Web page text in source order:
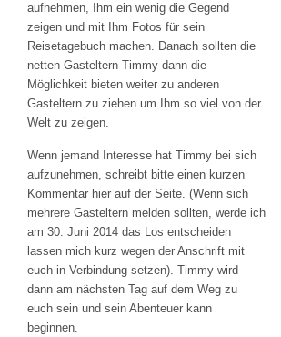
aufnehmen, Ihm ein wenig die Gegend
zeigen und mit Ihm Fotos für sein
Reisetagebuch machen. Danach sollten die
netten Gasteltern Timmy dann die
Möglichkeit bieten weiter zu anderen
Gasteltern zu ziehen um Ihm so viel von der
Welt zu zeigen.
Wenn jemand Interesse hat Timmy bei sich
aufzunehmen, schreibt bitte einen kurzen
Kommentar hier auf der Seite. (Wenn sich
mehrere Gasteltern melden sollten, werde ich
am 30. Juni 2014 das Los entscheiden
lassen mich kurz wegen der Anschrift mit
euch in Verbindung setzen). Timmy wird
dann am nächsten Tag auf dem Weg zu
euch sein und sein Abenteuer kann
beginnen.